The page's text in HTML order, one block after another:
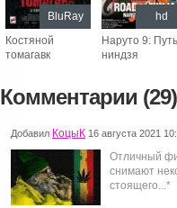
Костяной
томагавк
BluRay
Наруто 9: Путь
ниндзя
hd
Комментарии
Добавил КоцыК 16 августа 2021
Отличный
снимают
стоящего...*